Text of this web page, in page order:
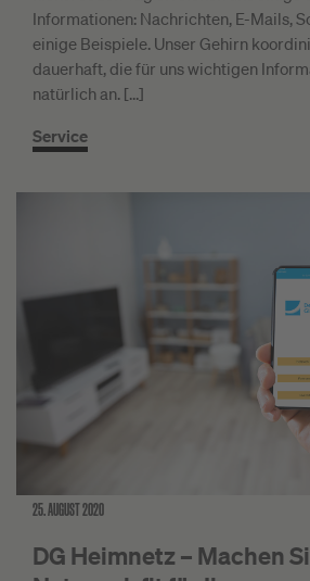
Informationen: Nachrichten, E-Mails,
einige Beispiele. Unser Gehirn
dauerhaft, die für uns wichtigen
natürlich an. […]
Service
25. AUGUST 2020
DG Heimnetz – Machen